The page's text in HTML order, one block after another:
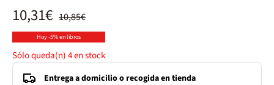
10,85€
10,31€
Hoy -5% en libros
Sólo queda(n)4en stock
Entrega a domicilio o recogida en tienda